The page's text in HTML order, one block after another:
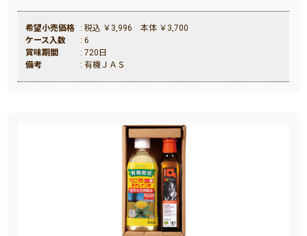
希望小売価格
: 税込 ￥3,996 本体 ￥3,700
ケース入数
: 6
賞味期間
: 720日
備考
: 有機ＪＡＳ